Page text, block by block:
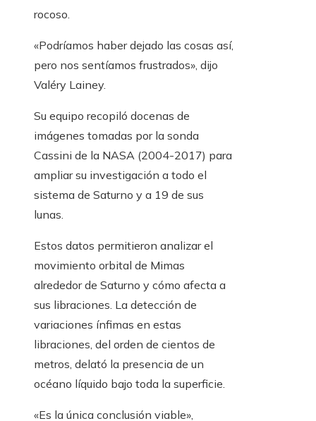
rocoso.
«Podríamos haber dejado las cosas así,
pero nos sentíamos frustrados», dijo
Valéry Lainey.
Su equipo recopiló docenas de
imágenes tomadas por la sonda
Cassini de la NASA (2004-2017) para
ampliar su investigación a todo el
sistema de Saturno y a 19 de sus
lunas.
Estos datos permitieron analizar el
movimiento orbital de Mimas
alrededor de Saturno y cómo afecta a
sus libraciones. La detección de
variaciones ínfimas en estas
libraciones, del orden de cientos de
metros, delató la presencia de un
océano líquido bajo toda la superficie.
«Es la única conclusión viable»,